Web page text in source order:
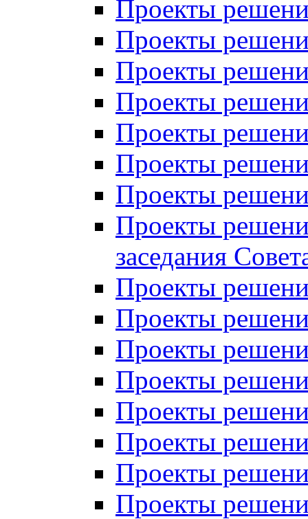
Проекты
Проекты
Проекты
Проекты
Проекты
Проекты
Проекты
Проекты
заседания
Проекты
Проекты
Проекты
Проекты
Проекты
Проекты
Проекты
Проекты